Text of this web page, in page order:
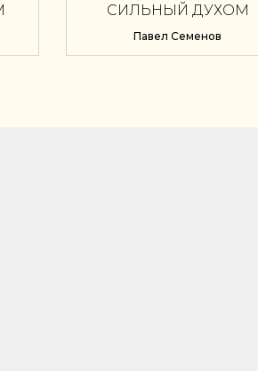
СИЛЬНЫЙ ДУХОМ
Павел Семенов